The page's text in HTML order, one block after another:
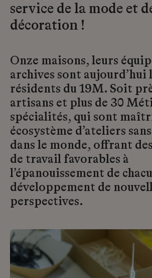
service de la mode et
décoration !
Onze maisons, leurs
archives sont aujourd’hui
résidents du 19M. Soit
artisans et plus de 30
spécialités, qui sont
écosystème d’ateliers
dans le monde, offrant
de travail favorables à
l’épanouissement de
développement de
perspectives.